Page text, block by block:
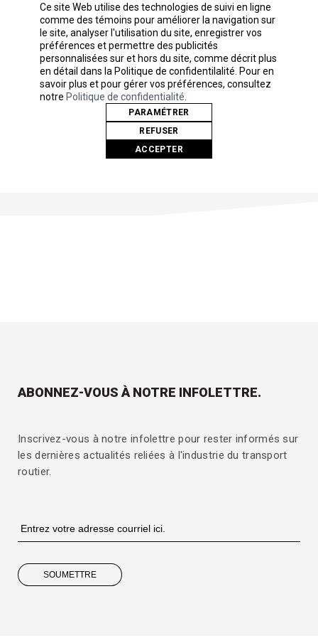
Ce site Web utilise des technologies de suivi en ligne
comme des témoins pour améliorer la navigation sur
le site, analyser l'utilisation du site, enregistrer vos
préférences et permettre des publicités
personnalisées sur et hors du site, comme décrit plus
en détail dans la Politique de confidentilalité. Pour en
savoir plus et pour gérer vos préférences, consultez
notre Politique de confidentialité
PARAMÉTRER
REFUSER
ACCEPTER
ABONNEZ-VOUS À NOTRE INFOLETTRE.
Inscrivez-vous à notre infolettre pour rester informés sur
les dernières actualités reliées à l'industrie du transport
routier.
SOUMETTRE